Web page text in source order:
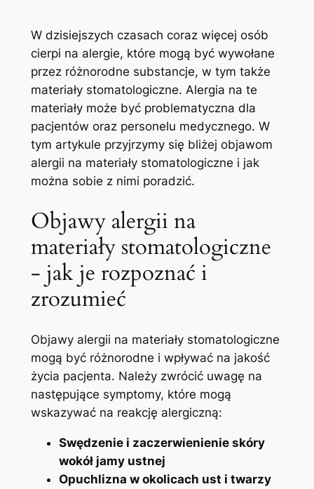
W ‌dzisiejszych czasach coraz więcej ⁢osób
cierpi na‌ alergie, które mogą być ​wywołane
⁢przez różnorodne substancje, w tym ​także
materiały stomatologiczne.‍ Alergia na te ​
materiały ​może‍ być problematyczna dla‌
pacjentów⁣ oraz personelu⁢ medycznego. W
tym artykule​ przyjrzymy się ‍bliżej ⁣objawom
alergii na materiały stomatologiczne i jak
można sobie‍ z ‍nimi poradzić.
Objawy alergii na
materiały stomatologiczne
-⁢ jak je rozpoznać i
zrozumieć
Objawy alergii na materiały stomatologiczne
mogą być‌ różnorodne​ i wpływać na‍ jakość
⁢życia pacjenta. Należy zwrócić uwagę na
następujące symptomy,‌ które ⁤mogą⁤
wskazywać na reakcję‍ alergiczną:
Swędzenie i zaczerwienienie skóry
wokół‍ jamy ustnej
Opuchlizna w okolicach ust i ⁣twarzy